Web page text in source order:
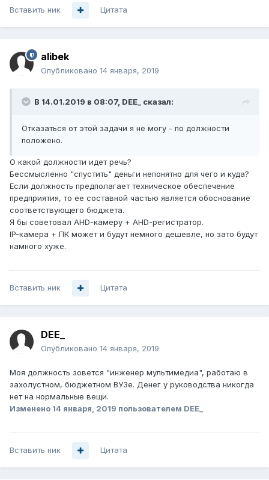
Вставить ник Цитата
alibek
Опубликовано 14 января, 2019
В 14.01.2019 в 08:07, DEE_ сказал:
Отказаться от этой задачи я не могу - по должности
положено.
О какой должности идет речь?
Бессмысленно "спустить" деньги непонятно для чего и куда?
Если должность предполагает техническое обеспечение
предприятия, то ее составной частью является обоснование
соответствующего бюджета.
Я бы советовал AHD-камеру + AHD-регистратор.
IP-камера + ПК может и будут немного дешевле, но зато будут
намного хуже.
Вставить ник Цитата
DEE_
Опубликовано 14 января, 2019
Моя должность зовется "инженер мультимедиа", работаю в
захолустном, бюджетном ВУЗе. Денег у руководства никогда
нет на нормальные вещи.
Изменено 14 января, 2019 пользователем DEE_
Вставить ник Цитата